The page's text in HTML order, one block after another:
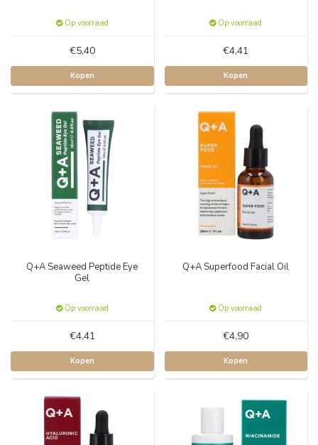
Op voorraad
€5,40
Kopen
Op voorraad
€4,41
Kopen
Q+A Seaweed Peptide Eye
Gel
Op voorraad
€4,41
Kopen
Q+A Superfood Facial Oil
Op voorraad
€4,90
Kopen